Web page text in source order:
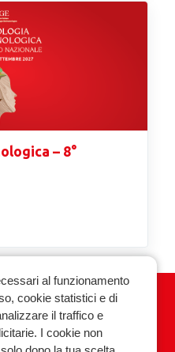
– 8°
Italiana Ginecologia
al funzionamento
cookie statistici e di
il traffico e
I cookie non